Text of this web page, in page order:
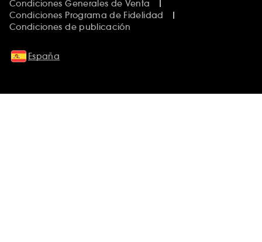
Condiciones Generales de Venta
Condiciones Programa de Fidelidad
Condiciones de publicación
España